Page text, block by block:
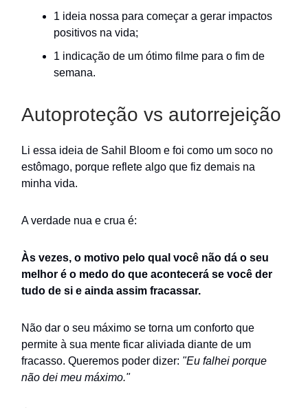
1 ideia nossa para começar a gerar impactos
positivos na vida;
1 indicação de um ótimo filme para o fim de
semana.
Autoproteção vs autorrejeição
Li essa ideia de Sahil Bloom e foi como um soco no
estômago, porque reflete algo que fiz demais na
minha vida.
A verdade nua e crua é:
Às vezes, o motivo pelo qual você não dá o seu
melhor é o medo do que acontecerá se você der
tudo de si e ainda assim fracassar.
Não dar o seu máximo se torna um conforto que
permite à sua mente ficar aliviada diante de um
fracasso. Queremos poder dizer: "Eu falhei porque
não dei meu máximo."